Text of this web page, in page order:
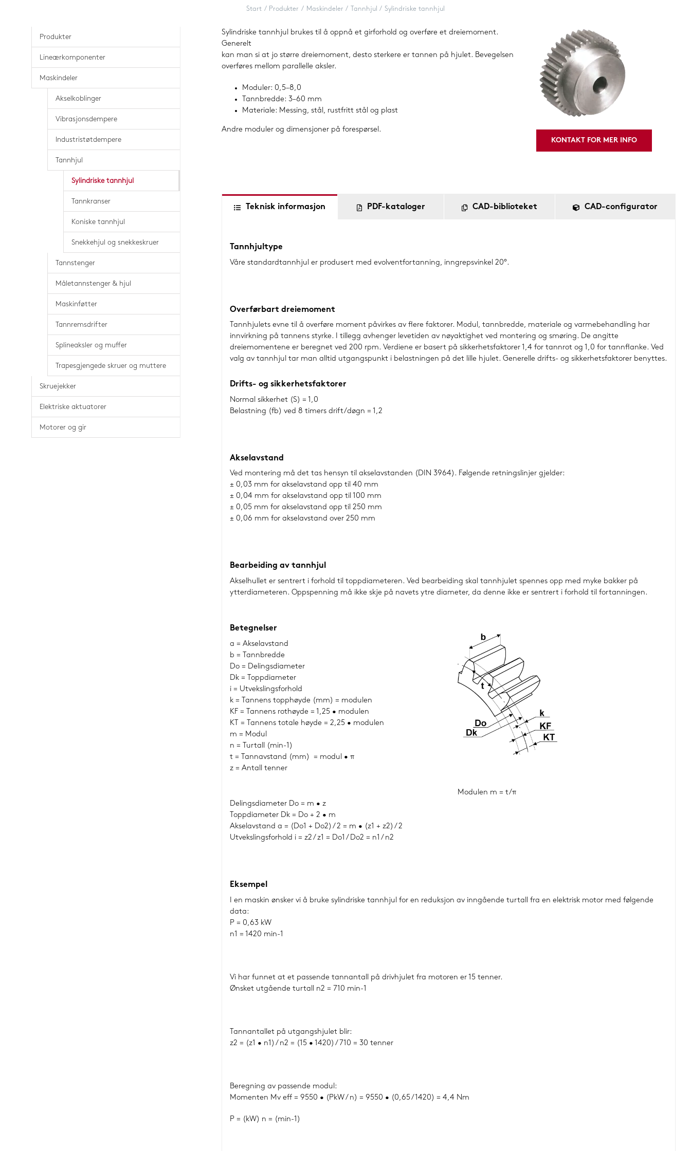
Maskinføtter
Tannremsdrifter
Splineaksler og muffer
Start Produkter Maskindeler Tannhjul Sylindriske tannhjul
Sylindriske tannhjul brukes til å oppnå et girforhold og overføre et dreiemoment.
Generelt
kan man si at jo større dreiemoment, desto sterkere er tannen på hjulet. Bevegelsen
overføres mellom parallelle aksler.
Moduler: 0,5–8,0
Tannbredde: 3–60 mm
Materiale: Messing, stål, rustfritt stål og plast
Andre moduler og dimensjoner på forespørsel.
KONTAKT FOR MER INFO
Teknisk informasjon PDF-kataloger CAD-biblioteket CAD-configurator
Tannhjultype
Våre standardtannhjul er produsert med evolventfortanning, inngrepsvinkel 20°.
Overførbart dreiemoment
Tannhjulets evne til å overføre moment påvirkes av flere faktorer. Modul, tannbredde, materiale og varmebehandling har
innvirkning på tannens styrke. I tillegg avhenger levetiden av nøyaktighet ved montering og smøring. De angitte
dreiemomentene er beregnet ved 200 rpm. Verdiene er basert på sikkerhetsfaktorer 1,4 for tannrot og 1,0 for tannflanke. Ved
valg av tannhjul tar man alltid utgangspunkt i belastningen på det lille hjulet. Generelle drifts- og sikkerhetsfaktorer benyttes.
Drifts- og sikkerhetsfaktorer
Normal sikkerhet (S) = 1,0
Belastning (fb) ved 8 timers drift/døgn = 1,2
Akselavstand
Ved montering må det tas hensyn til akselavstanden (DIN 3964). Følgende retningslinjer gjelder:
± 0,03 mm for akselavstand opp til 40 mm
± 0,04 mm for akselavstand opp til 100 mm
± 0,05 mm for akselavstand opp til 250 mm
± 0,06 mm for akselavstand over 250 mm
Bearbeiding av tannhjul
Akselhullet er sentrert i forhold til toppdiameteren. Ved bearbeiding skal tannhjulet spennes opp med myke bakker på
ytterdiameteren. Oppspenning må ikke skje på navets ytre diameter, da denne ikke er sentrert i forhold til fortanningen.
Betegnelser
a = Akselavstand
b = Tannbredde
Do = Delingsdiameter
Dk = Toppdiameter
i = Utvekslingsforhold
k = Tannens topphøyde (mm) = modulen
KF = Tannens rothøyde = 1,25 • modulen
KT = Tannens totale høyde = 2,25 • modulen
m = Modul
n = Turtall (min-1)
t = Tannavstand (mm) = modul • π
z = Antall tenner
Modulen m = t/π
Delingsdiameter Do = m • z
Toppdiameter Dk = Do + 2 • m
Akselavstand a = (Do1 + Do2) / 2 = m • (z1 + z2) / 2
Utvekslingsforhold i = z2 / z1 = Do1 / Do2 = n1 / n2
Eksempel
I en maskin ønsker vi å bruke sylindriske tannhjul for en reduksjon av inngående turtall fra en elektrisk motor med følgende
data:
P = 0,63 kW
n1 = 1420 min-1
Vi har funnet at et passende tannantall på drivhjulet fra motoren er 15 tenner.
Ønsket utgående turtall n2 = 710 min-1
Tannantallet på utgangshjulet blir:
z2 = (z1 • n1) / n2 = (15 • 1420) / 710 = 30 tenner
Beregning av passende modul:
Momenten Mv eff = 9550 • (PkW / n) = 9550 • (0,65 / 1420) = 4,4 Nm
P = (kW) n = (min-1)
Produkter
Lineærkomponenter
Maskindeler
Akselkoblinger
Vibrasjonsdempere
Industristøtdempere
Tannhjul
Sylindriske tannhjul
Tannkranser
Koniske tannhjul
Snekkehjul og snekkeskruer
Tannstenger
Måletannstenger & hjul
Maskinføtter
Tannremsdrifter
Splineaksler og muffer
Trapesgjengede skruer og muttere
Skruejekker
Elektriske aktuatorer
Motorer og gir